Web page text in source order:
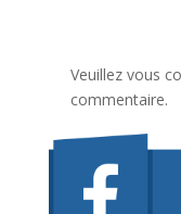
Veuillez vous
commentaire.